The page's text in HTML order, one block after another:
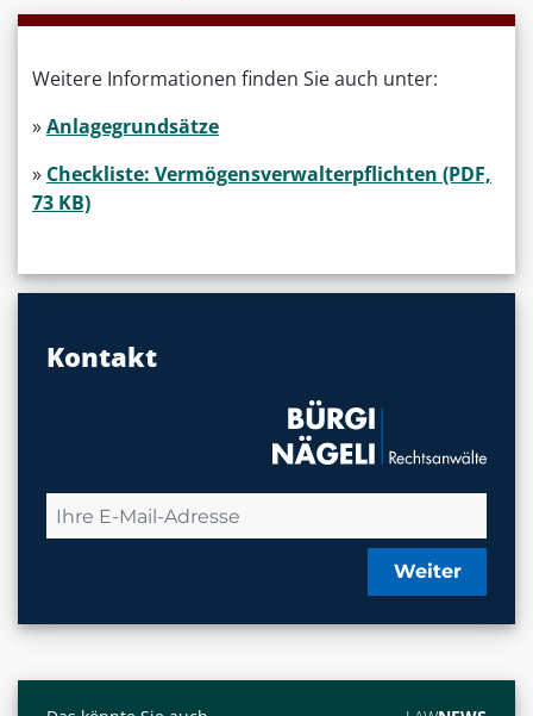
Weitere Informationen finden Sie auch unter:
»Anlagegrundsätze
» Checkliste: Vermögensverwalterpflichten (PDF,
73 KB)
Kontakt
Weiter